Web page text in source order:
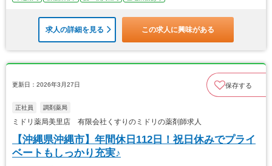
求人の詳細を見る この求人に興味がある
更新日：2026年3月27日 保存する
正社員 調剤薬局
ミドリ薬局美里店 有限会社くすりのミドリの薬剤師求人
【沖縄県沖縄市】年間休日112日！祝日休みでプライ
ベートもしっかり充実♪